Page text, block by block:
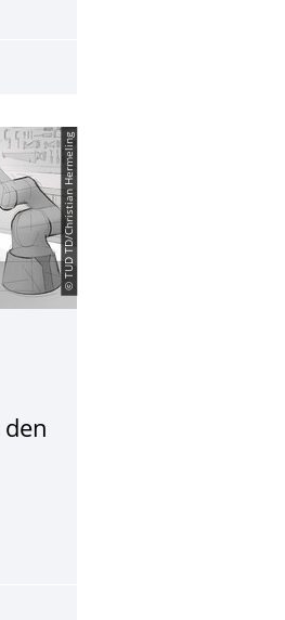
im aktuellen Ranking der
© TUD TD/Christian Hermeling
den